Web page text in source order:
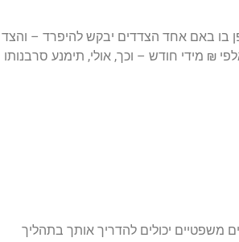
בו באם אחד הצדדים יבקש להיפרד – והצד
₪ מידי חודש – וכך, אולי, תימנע סרבנותו
משפטיים יכולים להדריך אותך בתהליך